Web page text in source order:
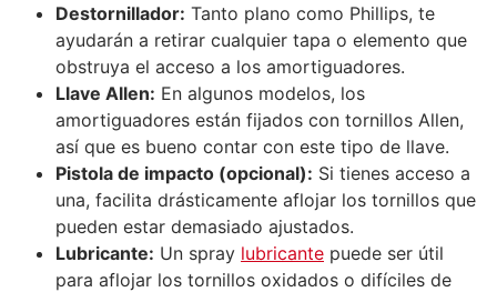
Destornillador: Tanto plano como Phillips, te
ayudarán a retirar cualquier tapa o elemento que
obstruya el acceso a los amortiguadores.
Llave Allen: En algunos modelos, los
amortiguadores están fijados con tornillos Allen,
así que es bueno contar con este tipo de llave.
Pistola de impacto (opcional): Si tienes acceso a
una, facilita drásticamente aflojar los tornillos que
pueden estar demasiado ajustados.
Lubricante: Un spray lubricante puede ser útil
para aflojar los tornillos oxidados o difíciles de